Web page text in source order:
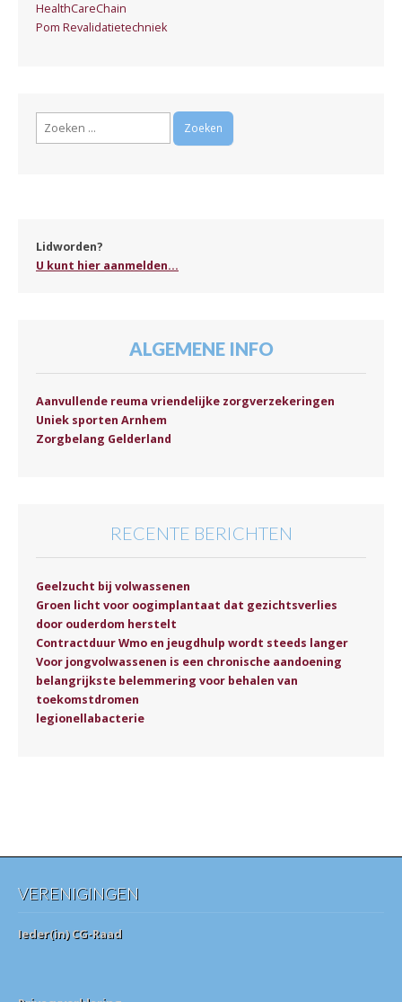
HealthCareChain
Pom Revalidatietechniek
Zoeken
Lidworden?
U kunt hier aanmelden...
ALGEMENE INFO
Aanvullende reuma vriendelijke zorgverzekeringen
Uniek sporten Arnhem
Zorgbelang Gelderland
RECENTE BERICHTEN
Geelzucht bij volwassenen
Groen licht voor oogimplantaat dat gezichtsverlies
door ouderdom herstelt
Contractduur Wmo en jeugdhulp wordt steeds langer
Voor jongvolwassenen is een chronische aandoening
belangrijkste belemmering voor behalen van
toekomstdromen
legionellabacterie
VERENIGINGEN
Ieder(in) CG-Raad